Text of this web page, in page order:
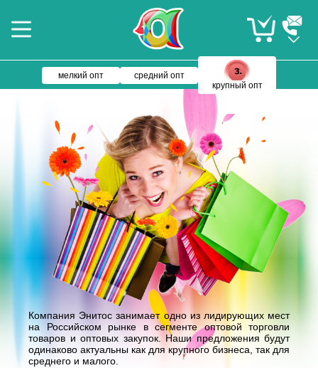
мелкий опт
средний опт
крупный опт
Компания Энитос занимает одно из лидирующих мест
на Российском рынке в сегменте оптовой торговли
товаров и оптовых закупок. Наши предложения будут
одинаково актуальны как для крупного бизнеса, так для
среднего и малого.